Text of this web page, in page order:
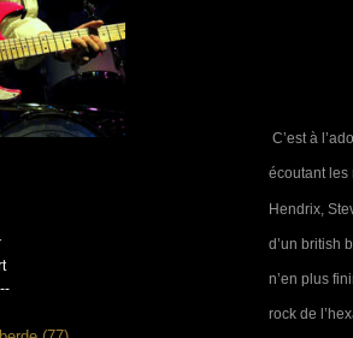
C’est à
écoutant les
Hendrix,
d’un british
n’en plus
rock de